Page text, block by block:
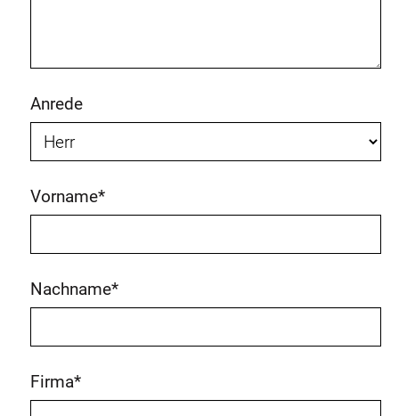
Anrede
Vorname*
Nachname*
Firma*